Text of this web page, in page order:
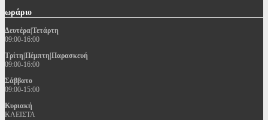
ωράριο
Δευτέρα|Τετάρτη
09:00-16:00
Τρίτη|Πέμπτη|Παρασκευή
09:00-16:00
Σάββατο
09:00-15:00
Κυριακή
ΚΛΕΙΣΤΑ